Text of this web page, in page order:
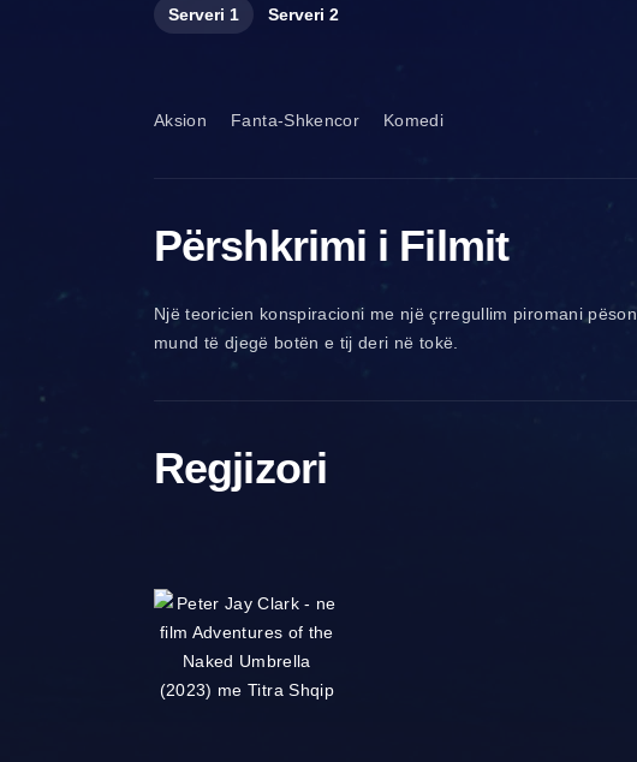
Serveri 1 Serveri 2
Aksion Fanta-Shkencor Komedi
Përshkrimi i Filmit
Një teoricien konspiracioni me një çrregullim piromani
mund të djegë botën e tij deri në tokë.
Regjizori